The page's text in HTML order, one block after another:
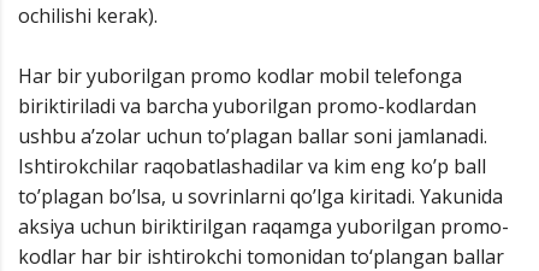
ochilishi kerak).
Har bir yuborilgan promo kodlar mobil telefonga
biriktiriladi va barcha yuborilgan promo-kodlardan
ushbu a’zolar uchun to’plagan ballar soni jamlanadi.
Ishtirokchilar raqobatlashadilar va kim eng ko’p ball
to’plagan bo’lsa, u sovrinlarni qo’lga kiritadi. Yakunida
aksiya uchun biriktirilgan raqamga yuborilgan promo-
kodlar har bir ishtirokchi tomonidan to‘plangan ballar